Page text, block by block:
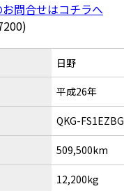
問合せはコチラへ
日野
平成26年
QKG-FS1EZBG
509,500km
12,200kg